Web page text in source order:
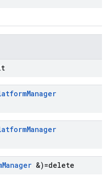
Manager
Manager
Manager &)=delete